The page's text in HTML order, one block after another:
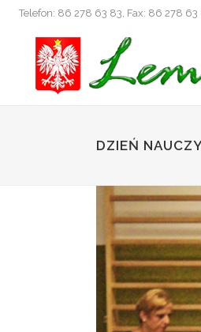
Telefon: 86 278 63 83, Fax: 86 278 63
DZIEŃ